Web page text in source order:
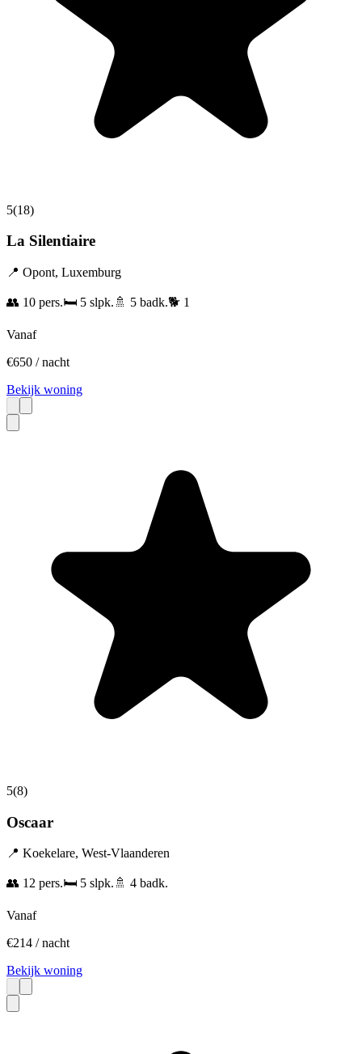
5(18)
La Silentiaire
📍 Opont, Luxemburg
👥 10 pers.🛏️ 5 slpk. 🚿 5 badk.🐕 1
Vanaf
€650 / nacht
Bekijk woning
5(8)
Oscaar
📍 Koekelare, West-Vlaanderen
👥 12 pers.🛏️ 5 slpk. 🚿 4 badk.
Vanaf
€214 / nacht
Bekijk woning